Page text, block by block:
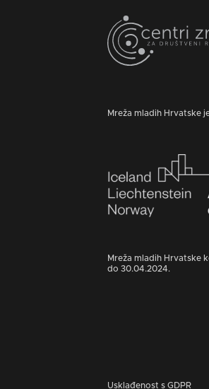
Mreža mladih Hrvatske
Mreža mladih Hrvatske
do 30.04.2024.
Usklađenost s GDPR